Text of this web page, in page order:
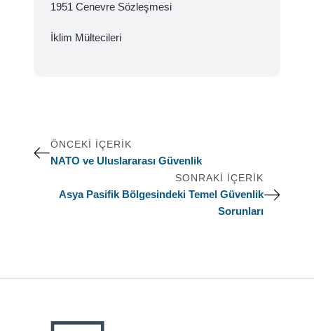
1951 Cenevre Sözleşmesi
İklim Mültecileri
ÖNCEKI İÇERIK
NATO ve Uluslararası Güvenlik
SONRAKI İÇERIK
Asya Pasifik Bölgesindeki Temel Güvenlik
Sorunları